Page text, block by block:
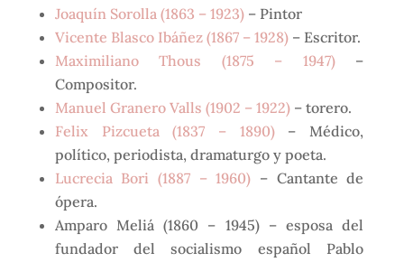
Joaquín Sorolla (1863 – 1923)– Pintor
Vicente Blasco Ibáñez (1867 – 1928)– Escritor.
Maximiliano Thous (1875 – 1947) –
Compositor.
Manuel Granero Valls (1902 – 1922)– torero.
Felix Pizcueta (1837 – 1890)– Médico,
político, periodista, dramaturgo y poeta.
Lucrecia Bori (1887 – 1960) – Cantante de
ópera.
Amparo Meliá (1860 – 1945) – esposa del
fundador del socialismo español Pablo